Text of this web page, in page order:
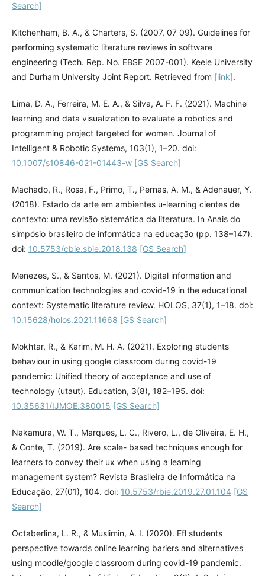
Search]
Kitchenham, B. A., & Charters, S. (2007, 07 09). Guidelines for
performing systematic literature reviews in software
engineering (Tech. Rep. No. EBSE 2007-001). Keele University
and Durham University Joint Report. Retrieved from [link] .
Lima, D. A., Ferreira, M. E. A., & Silva, A. F. F. (2021). Machine
learning and data visualization to evaluate a robotics and
programming project targeted for women. Journal of
Intelligent & Robotic Systems, 103(1), 1–20. doi:
10.1007/s10846-021-01443-w [GS Search]
Machado, R., Rosa, F., Primo, T., Pernas, A. M., & Adenauer, Y.
(2018). Estado da arte em ambientes u-learning cientes de
contexto: uma revisão sistemática da literatura. In Anais do
simpósio brasileiro de informática na educação (pp. 138–147).
doi: 10.5753/cbie.sbie.2018.138 [GS Search]
Menezes, S., & Santos, M. (2021). Digital information and
communication technologies and covid-19 in the educational
context: Systematic literature review. HOLOS, 37(1), 1–18. doi:
10.15628/holos.2021.11668 [GS Search]
Mokhtar, R., & Karim, M. H. A. (2021). Exploring students
behaviour in using google classroom during covid-19
pandemic: Unified theory of acceptance and use of
technology (utaut). Education, 3(8), 182–195. doi:
10.35631/IJMOE.380015 [GS Search]
Nakamura, W. T., Marques, L. C., Rivero, L., de Oliveira, E. H.,
& Conte, T. (2019). Are scale- based techniques enough for
learners to convey their ux when using a learning
management system? Revista Brasileira de Informática na
Educação, 27(01), 104. doi: 10.5753/rbie.2019.27.01.104 [GS
Search]
Octaberlina, L. R., & Muslimin, A. I. (2020). Efl students
perspective towards online learning bariers and alternatives
using moodle/google classroom during covid-19 pandemic.